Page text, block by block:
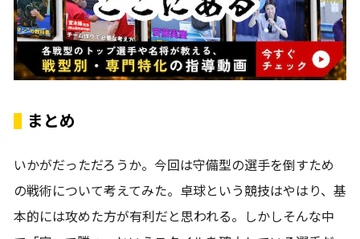
まとめ
いかがだっただろうか。今回は守備型の選手を倒すため
の戦術について考えてみた。卓球という競技はやはり、基
本的には攻めた方が有利だと思われる。しかしそんな中